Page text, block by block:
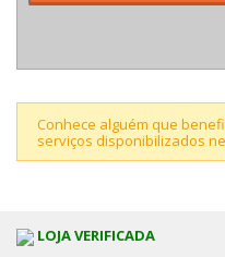
Conhece alguém que
serviços disponibilizados
LOJA VERIFICADA